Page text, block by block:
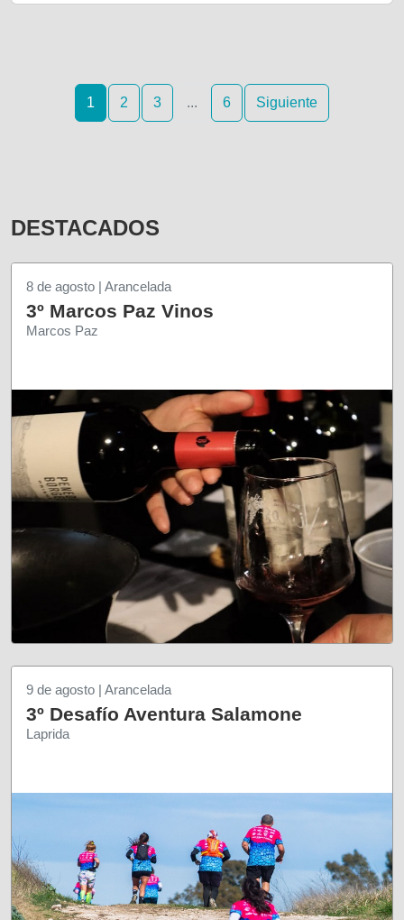
1 2 3 ... 6 Siguiente
DESTACADOS
8 de agosto | Arancelada
3º Marcos Paz Vinos
Marcos Paz
9 de agosto | Arancelada
3º Desafío Aventura Salamone
Laprida